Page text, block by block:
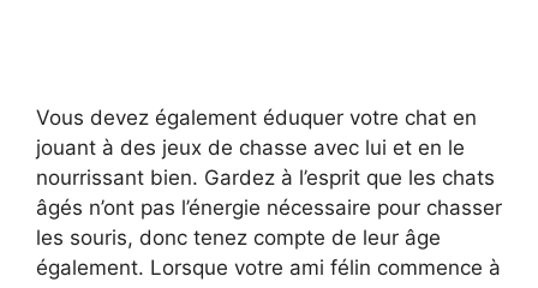
Vous devez également éduquer votre chat en
jouant à des jeux de chasse avec lui et en le
nourrissant bien. Gardez à l’esprit que les chats
âgés n’ont pas l’énergie nécessaire pour chasser
les souris, donc tenez compte de leur âge
également. Lorsque votre ami félin commence à